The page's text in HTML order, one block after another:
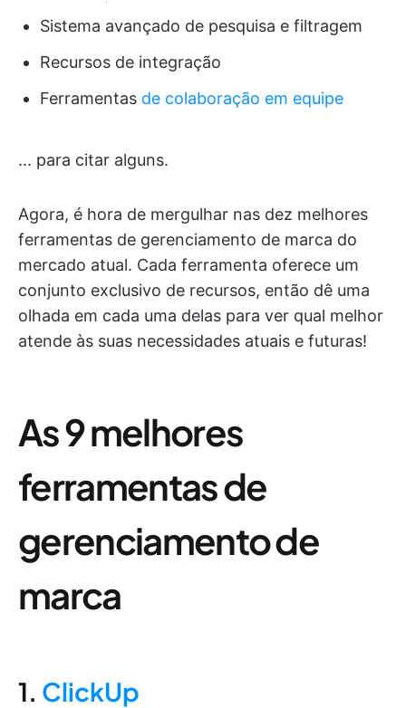
Sistema avançado de pesquisa e filtragem
Recursos de integração
Ferramentas de colaboração em equipe
... para citar alguns.
Agora, é hora de mergulhar nas dez melhores
ferramentas de gerenciamento de marca do
mercado atual. Cada ferramenta oferece um
conjunto exclusivo de recursos, então dê uma
olhada em cada uma delas para ver qual melhor
atende às suas necessidades atuais e futuras!
As 9 melhores
ferramentas de
gerenciamento de
marca
1. ClickUp